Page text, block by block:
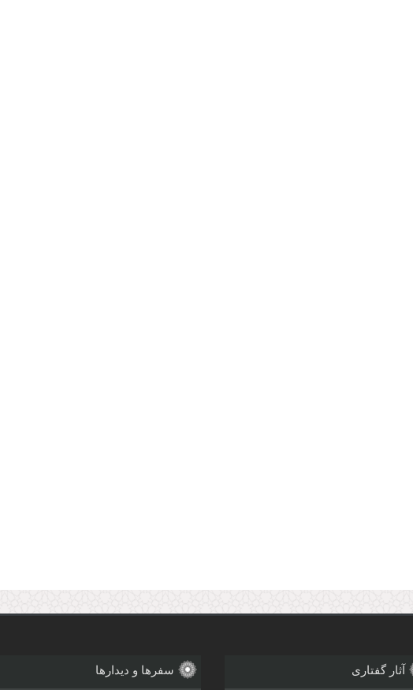
آثار گفتاری سفرها و دیدارها